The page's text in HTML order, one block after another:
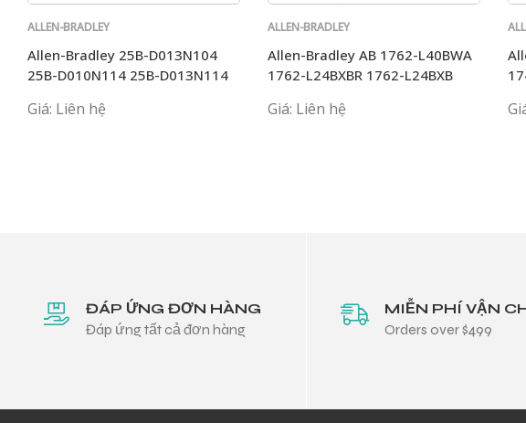
ALLEN-BRADLEY
Allen-Bradley 25B-D013N104
25B-D010N114 25B-D013N114
Giá: Liên hệ
ALLEN-BRADLEY
Allen-Bradley AB 1762-L40BWA
1762-L24BXBR 1762-L24BXB
Giá: Liên hệ
ĐÁP ỨNG ĐƠN HÀNG
Đáp ứng tất cả đơn hàng
MIỄN PHÍ VẬN
Orders over $499